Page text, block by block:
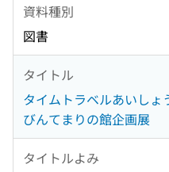
資料種別
図書
タイトル
タイムトラベルあいしょ
びんてまりの館企画展
タイトルよみ